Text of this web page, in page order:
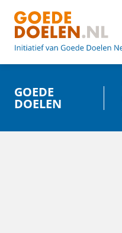
GOEDE
DOELEN